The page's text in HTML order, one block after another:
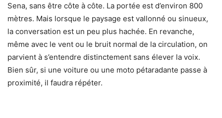
Sena, sans être côte à côte. La portée est d’environ 800
mètres. Mais lorsque le paysage est vallonné ou sinueux,
la conversation est un peu plus hachée. En revanche,
même avec le vent ou le bruit normal de la circulation, on
parvient à s’entendre distinctement sans élever la voix.
Bien sûr, si une voiture ou une moto pétaradante passe à
proximité, il faudra répéter.